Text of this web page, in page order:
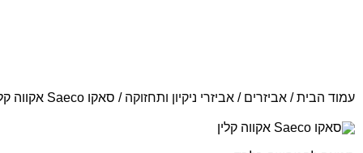
עמוד הבית/ אביזרים / אביזרי ניקיון ותחזוקה / סאקו Saeco אקווה קלין